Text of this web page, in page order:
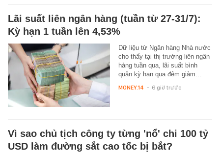
Lãi suất liên ngân hàng (tuần từ 27-31/7):
Kỳ hạn 1 tuần lên 4,53%
Dữ liệu từ Ngân hàng Nhà nước
cho thấy tại thị trường liên ngân
hàng tuần qua, lãi suất bình
quân kỳ hạn qua đêm giảm…
MONEY.14 - 6 giờ trước
Vì sao chủ tịch công ty từng 'nổ' chi 100 tỷ
USD làm đường sắt cao tốc bị bắt?